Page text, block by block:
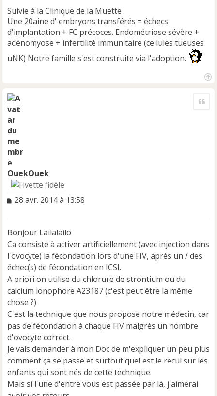
n
l
u
Suivie à la Clinique de la Muette
Une 20aine d' embryons transférés = échecs
d'implantation + FC précoces. Endométriose sévère +
adénomyose + infertilité immunitaire (cellules tueuses
uNK) Notre famille s'est construite via l'adoption.
OuekOuek
M
a
g
e
n
o
n
l
u
28 avr. 2014 à 13:58
Bonjour Lailalailo
Ca consiste à activer artificiellement (avec injection dans
l'ovocyte) la fécondation lors d'une FIV, après un / des
échec(s) de fécondation en ICSI.
A priori on utilise du chlorure de strontium ou du
calcium ionophore A23187 (c'est peut être la même
chose ?)
C'est la technique que nous propose notre médecin, car
pas de fécondation à chaque FIV malgrés un nombre
d'ovocyte correct.
Je vais demander à mon Doc de m'expliquer un peu plus
comment ça se passe et surtout quel est le recul sur les
enfants qui sont nés de cette technique.
Mais si l'une d'entre vous est passée par là, j'aimerai